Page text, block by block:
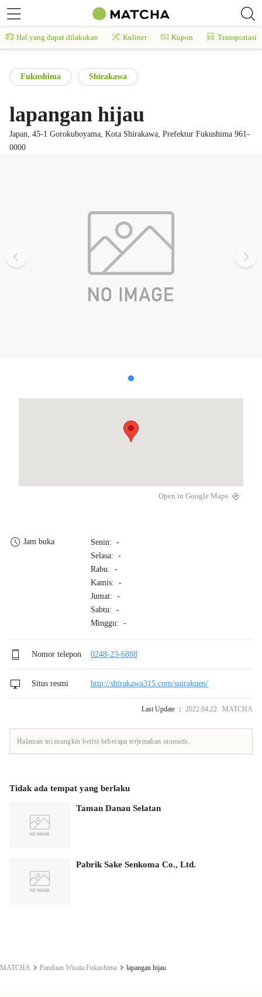
Hal yang dapat dilakukan Kuliner Kupon Transportasi
Fukushima Shirakawa
lapangan hijau
Japan, 45-1 Gorokuboyama, Kota Shirakawa, Prefektur Fukushima 961-
0000
Open in Google Maps
Jam buka
Senin: -
Selasa: -
Rabu: -
Kamis: -
Jumat: -
Sabtu: -
Minggu: -
Nomor telepon 0248-23-6888
Situs resmi http://shirakawa315.com/suirakuen/
Last Update ： 2022.04.22 MATCHA
Halaman ini mungkin berisi beberapa terjemahan otomatis.
Tidak ada tempat yang berlaku
Taman Danau Selatan
Pabrik Sake Senkoma Co., Ltd.
MATCHA Panduan Wisata Fukushima lapangan hijau